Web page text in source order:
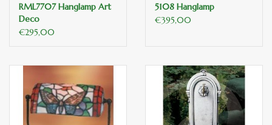
RML7707 Hanglamp Art
Deco
€295,00
5108 Hanglamp
€395,00